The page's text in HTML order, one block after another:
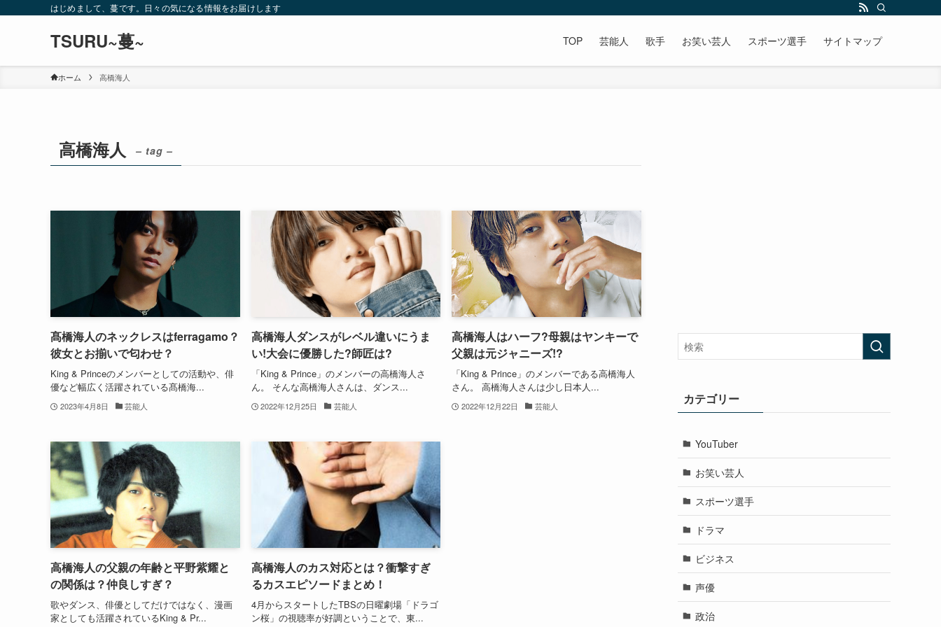
はじめまして、蔓です。日々の気になる情報をお届けします
TSURU~蔓~ TOP 芸能人 歌手 お笑い芸人 スポーツ選手 サイトマップ
ホーム 高橋海人
高橋海人 – tag –
髙橋海人のネックレスはferragamo？
彼女とお揃いで匂わせ？
King & Princeのメンバーとしての活動や、俳
優など幅広く活躍されている髙橋海...
2023年4月8日 芸能人
高橋海人ダンスがレベル違いにうま
い!大会に優勝した?師匠は?
「King & Prince」のメンバーの高橋海人さ
ん。 そんな高橋海人さんは、ダンス...
2022年12月25日 芸能人
高橋海人はハーフ?母親はヤンキーで
父親は元ジャニーズ!?
「King & Prince」のメンバーである高橋海人
さん。 高橋海人さんは少し日本人...
2022年12月22日 芸能人
高橋海人の父親の年齢と平野紫耀と
の関係は？仲良しすぎ？
歌やダンス、俳優としてだけではなく、漫画
家としても活躍されているKing & Pr...
高橋海人のカス対応とは？衝撃すぎ
るカスエピソードまとめ！
4月からスタートしたTBSの日曜劇場「ドラゴ
ン桜」の視聴率が好調ということで、東...
カテゴリー
YouTuber
お笑い芸人
スポーツ選手
ドラマ
ビジネス
声優
政治